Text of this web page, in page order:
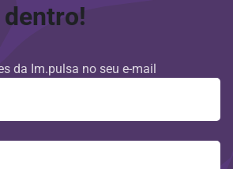
da Im.pulsa no seu e-mail